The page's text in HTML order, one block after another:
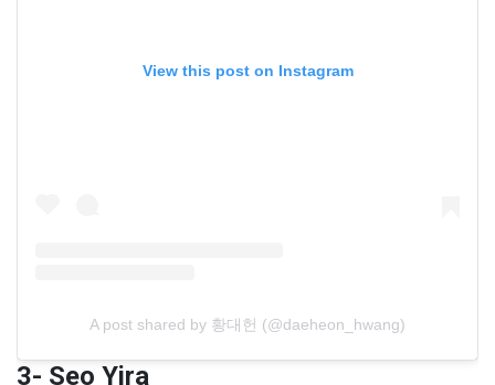
View this post on Instagram
A post shared by 황대헌 (@daeheon_hwang)
3- Seo Yira